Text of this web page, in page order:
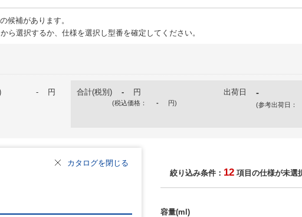
候補があります。
から選択するか、仕様を選択し型番を確定してください。
- 円 合計(税別) - 円
(税込価格： - 円)
出荷日 -
(参考出荷日：
カタログを閉じる
絞り込み条件： 12 項目の仕様が未選
容量(ml)